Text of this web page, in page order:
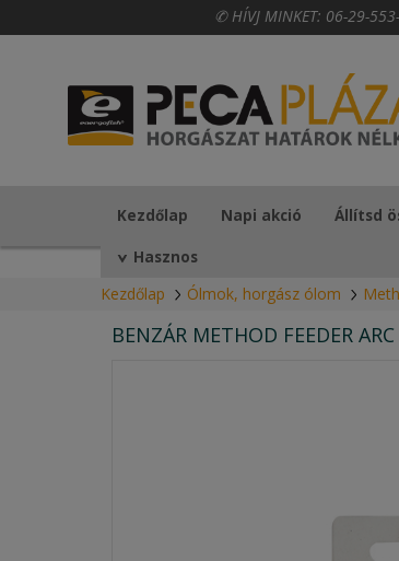
✆ HÍVJ MINKET: 06-29-
Kezdőlap Napi akció Állítsd
Hasznos
Kezdőlap Ólmok, horgász ólom
BENZÁR METHOD FEEDER